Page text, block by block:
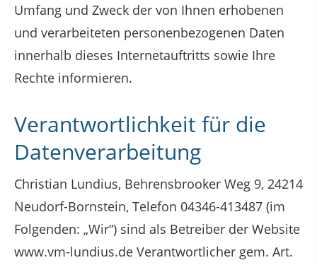
Umfang und Zweck der von Ihnen erhobenen
und verarbeiteten personenbezogenen Daten
innerhalb dieses Internetauftritts sowie Ihre
Rechte informieren.
Verantwortlichkeit für die
Datenverarbeitung
Christian Lundius, Behrensbrooker Weg 9, 24214
Neudorf-Bornstein, Telefon 04346-413487 (im
Folgenden: „Wir“) sind als Betreiber der Website
www.vm-lundius.de Verantwortlicher gem. Art.